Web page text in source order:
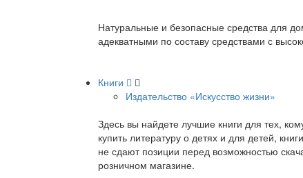
Натуральные и безопасные средства для
адекватными по составу средствами с
Книги
Издательство «Искусство жизни»
Здесь вы найдете лучшие книги для тех,
купить литературу о детях и для детей,
не сдают позиции перед возможностью
розничном магазине.